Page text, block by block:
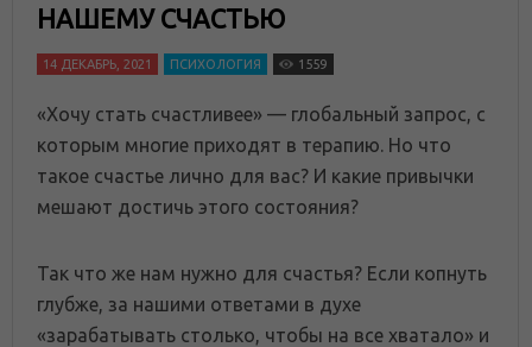
НАШЕМУ СЧАСТЬЮ
14 ДЕКАБРЬ, 2021 ПСИХОЛОГИЯ 1559
«Хочу стать счастливее» — глобальный запрос, с
которым многие приходят в терапию. Но что
такое счастье лично для вас? И какие привычки
мешают достичь этого состояния?
Так что же нам нужно для счастья? Если копнуть
глубже, за нашими ответами в духе
«зарабатывать столько, чтобы на все хватало» и